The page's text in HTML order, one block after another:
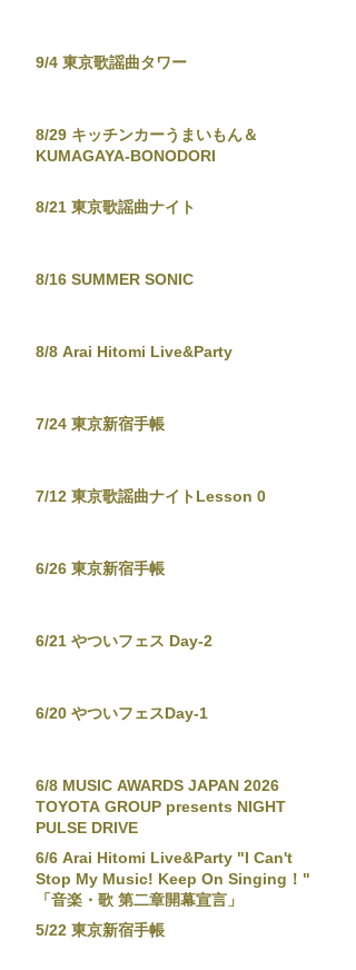
9/4 東京歌謡曲タワー
8/29 キッチンカーうまいもん＆
KUMAGAYA-BONODORI
8/21 東京歌謡曲ナイト
8/16 SUMMER SONIC
8/8 Arai Hitomi Live&Party
7/24 東京新宿手帳
7/12 東京歌謡曲ナイトLesson 0
6/26 東京新宿手帳
6/21 やついフェス Day-2
6/20 やついフェスDay-1
6/8 MUSIC AWARDS JAPAN 2026
TOYOTA GROUP presents NIGHT
PULSE DRIVE
6/6 Arai Hitomi Live&Party "I Can't
Stop My Music! Keep On Singing！"
「音楽・歌 第二章開幕宣言」
5/22 東京新宿手帳